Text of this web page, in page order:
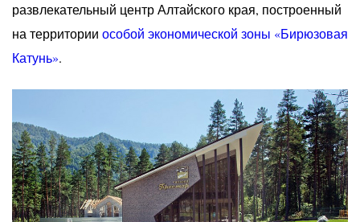
развлекательный центр Алтайского края, построенный
на территории особой экономической зоны «Бирюзовая
Катунь».